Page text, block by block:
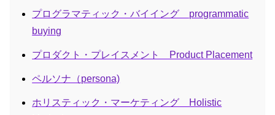
プログラマティック・バイイング programmatic
buying
プロダクト・プレイスメント Product Placement
ペルソナ（persona)
ホリスティック・マーケティング Holistic